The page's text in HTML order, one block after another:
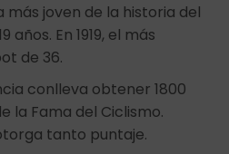
más joven de la historia del
años. En 1919, el más
de 36.
conlleva obtener 1800
la Fama del Ciclismo.
tanto puntaje.